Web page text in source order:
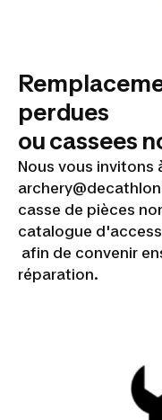
perdues
ou cassees
Nous vous invitons
casse de pièces
catalogue
afin de convenir
réparation.